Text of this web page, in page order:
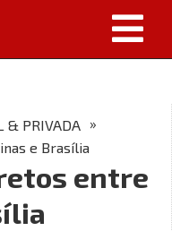
& PRIVADA »
e Brasília
entre